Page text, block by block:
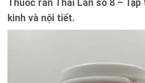
Thuốc rắn Thái Lan số 8 –
kinh và nội tiết.